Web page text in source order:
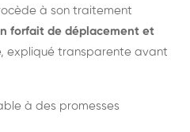
à son traitement
forfait de déplacement et
expliqué transparente avant
à des promesses